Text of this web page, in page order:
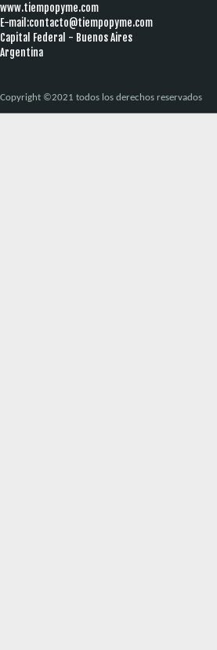
www.tiempopyme.com
E-mail:contacto@tiempopyme.com
Capital Federal - Buenos Aires
Argentina
Copyright ©2021 todos los derechos reservados